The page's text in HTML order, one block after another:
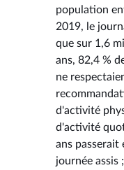
population
2019, le
que sur 1,6
ans, 82,4 %
ne
d'activité
d'activité
ans passerait
journée assis